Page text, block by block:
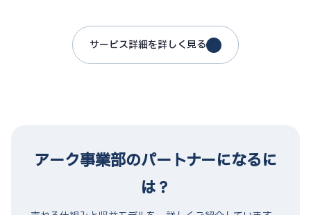
サービス詳細を詳しく見る
アーク事業部のパートナーになるに
は？